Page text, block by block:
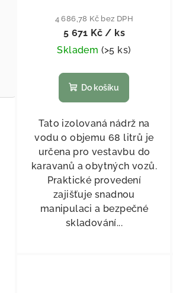
4 686,78 Kč bez DPH
5 671 Kč / ks
Skladem (>5 ks)
Do košíku
Tato izolovaná nádrž na
vodu o objemu 68 litrů je
určena pro vestavbu do
karavanů a obytných vozů.
Praktické provedení
zajišťuje snadnou
manipulaci a bezpečné
skladování...